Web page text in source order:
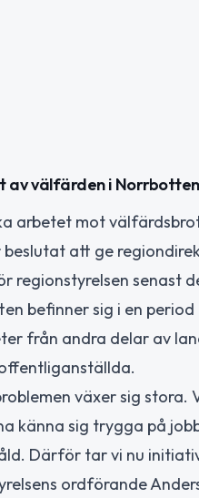
av välfärden i Norrbotten
arbetet mot
att ge
regionstyrelsen senast
befinner sig i en
från andra delar av
växer sig
känna sig trygga på
Därför tar vi nu
ordförande